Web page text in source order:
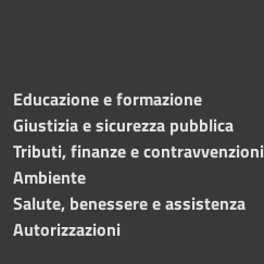
Educazione e formazione
Giustizia e sicurezza pubblica
Tributi, finanze e contravvenzioni
Ambiente
Salute, benessere e assistenza
Autorizzazioni